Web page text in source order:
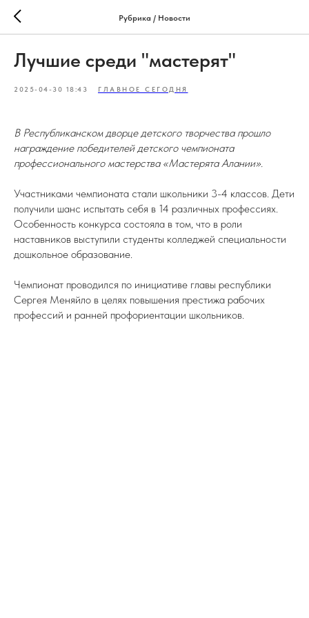
Рубрика / Новости
Лучшие среди "мастерят"
2025-04-30 18:43 ГЛАВНОЕ СЕГОДНЯ
В Республиканском дворце детского творчества прошло
награждение победителей детского чемпионата
профессионального мастерства «Мастерята Алании».
Участниками чемпионата стали школьники 3-4 классов. Дети
получили шанс испытать себя в 14 различных профессиях.
Особенность конкурса состояла в том, что в роли
наставников выступили студенты колледжей специальности
дошкольное образование.
Чемпионат проводился по инициативе главы республики
Сергея Меняйло в целях повышения престижа рабочих
профессий и ранней профориентации школьников.